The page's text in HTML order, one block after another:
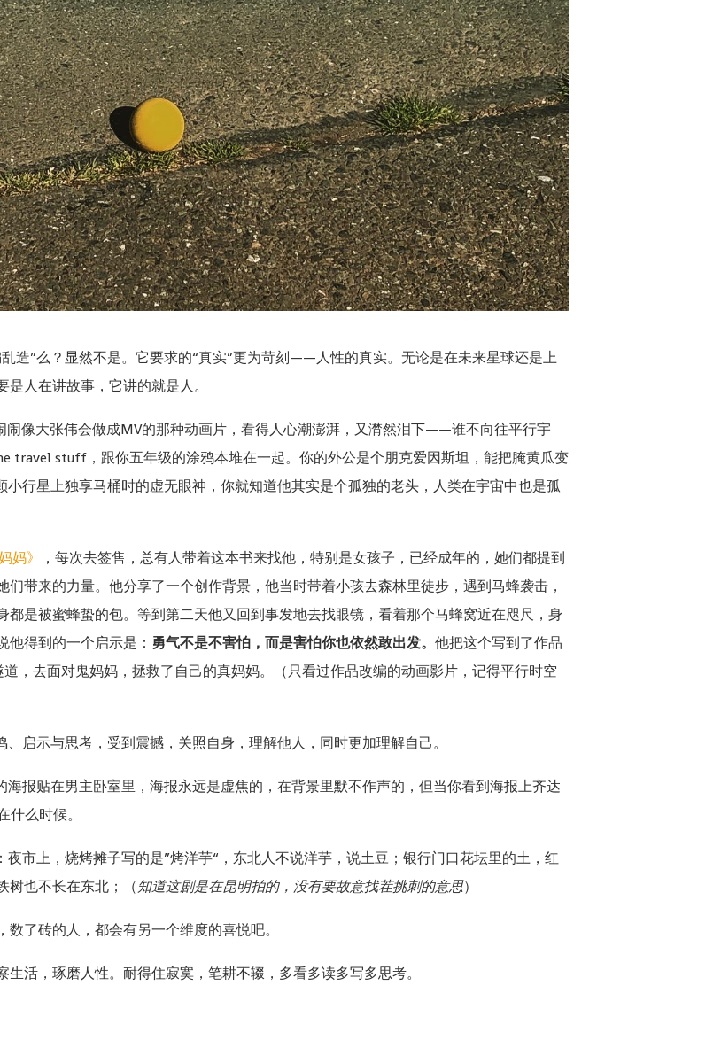
造”么？显然不是。它要求的“真实”更为苛刻——人性的真实。无论是在未来星球还是上
人在讲故事，它讲的就是人。
闹像大张伟会做成MV的那种动画片，看得人心潮澎湃，又潸然泪下——谁不向往平行宇
travel stuff，跟你五年级的涂鸦本堆在一起。你的外公是个朋克爱因斯坦，能把腌黄瓜变
行星上独享马桶时的虚无眼神，你就知道他其实是个孤独的老头，人类在宇宙中也是孤
妈》
，每次去签售，总有人带着这本书来找他，特别是女孩子，已经成年的，她们都提到
带来的力量。他分享了一个创作背景，他当时带着小孩去森林里徒步，遇到马蜂袭击，
是被蜜蜂蛰的包。等到第二天他又回到事发地去找眼镜，看着那个马蜂窝近在咫尺，身
得到的一个启示是： 勇气不是不害怕，而是害怕你也依然敢出发。 他把这个写到了作品
，去面对鬼妈妈，拯救了自己的真妈妈。（只看过作品改编的动画影片，记得平行时空
启示与思考，受到震撼，关照自身，理解他人，同时更加理解自己。
报贴在男主卧室里，海报永远是虚焦的，在背景里默不作声的，但当你看到海报上齐达
么时候。
夜市上，烧烤摊子写的是”烤洋芋“，东北人不说洋芋，说土豆；银行门口花坛里的土，红
树也不长在东北；（知道这剧是在昆明拍的，没有要故意找茬挑刺的意思）
了砖的人，都会有另一个维度的喜悦吧。
活，琢磨人性。耐得住寂寞，笔耕不辍，多看多读多写多思考。